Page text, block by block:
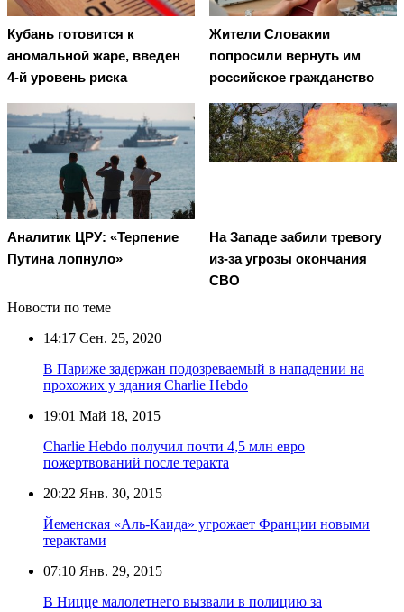
Кубань готовится к
аномальной жаре, введен
4-й уровень риска
Жители Словакии
попросили вернуть им
российское гражданство
Аналитик ЦРУ: «Терпение
Путина лопнуло»
На Западе забили тревогу
из-за угрозы окончания
СВО
Новости по теме
14:17 Сен. 25, 2020
В Париже задержан подозреваемый в нападении на
прохожих у здания Charlie Hebdo
19:01 Май 18, 2015
Charlie Hebdo получил почти 4,5 млн евро
пожертвований после теракта
20:22 Янв. 30, 2015
Йеменская «Аль-Каида» угрожает Франции новыми
терактами
07:10 Янв. 29, 2015
В Ницце малолетнего вызвали в полицию за